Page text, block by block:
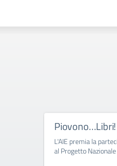
Piovono…Libri!
L'AIE premia la
al Progetto